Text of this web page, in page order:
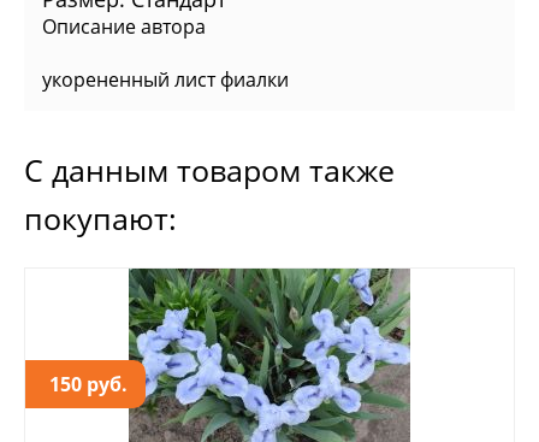
Описание автора
укорененный лист фиалки
С данным товаром также
покупают:
150 руб.